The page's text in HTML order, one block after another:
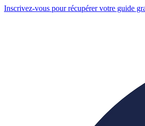
Inscrivez-vous pour récupérer votre guide